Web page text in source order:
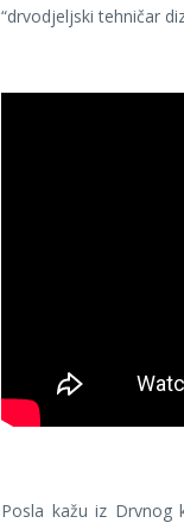
“drvodjeljski tehničar
Posla kažu iz Drvnog